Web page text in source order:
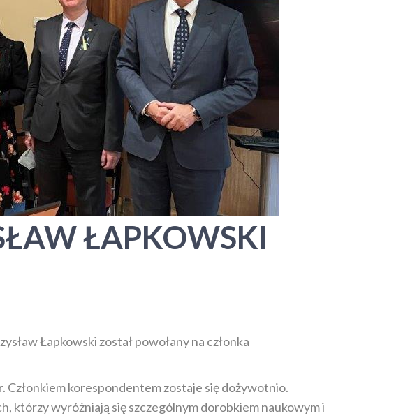
ŁAPKOWSKI
Łapkowski został powołany na członka
Członkiem korespondentem zostaje się dożywotnio.
którzy wyróżniają się szczególnym dorobkiem naukowym i